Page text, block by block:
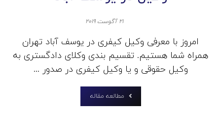
۲۱ آگوست ۲۰۱۹
امروز با معرفی وکیل کیفری در یوسف آباد تهران
همراه شما هستیم. تقسیم بندی وکلای دادگستری به
وکیل حقوقی و یا وکیل کیفری در صدور ...
مطالعه مقاله